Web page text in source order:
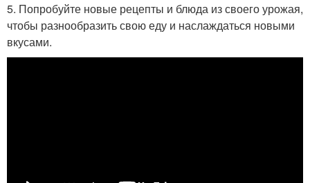
5. Попробуйте новые рецепты и блюда из своего урожая,
чтобы разнообразить свою еду и наслаждаться новыми
вкусами.